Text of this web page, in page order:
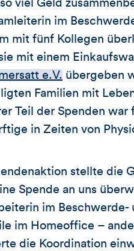
viel Geld
im
mit fünf Kollegen
mit einem
e.V. übergeben
Familien mit
Teil der Spenden
in Zeiten von
stellte die
Spende an uns
im Beschwerde-
im Homeoffice –
die Koordination